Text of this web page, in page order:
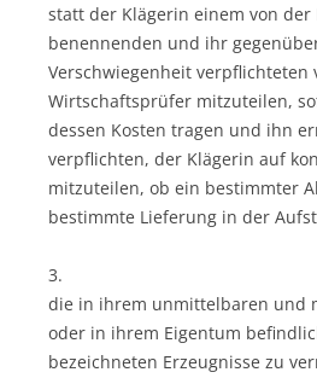
statt der Klägerin einem von der
benennenden und ihr
Verschwiegenheit verpflichteten
Wirtschaftsprüfer mitzuteilen,
dessen Kosten tragen und ihn
verpflichten, der Klägerin auf
mitzuteilen, ob ein bestimmter
bestimmte Lieferung in der
3.
die in ihrem unmittelbaren und
oder in ihrem Eigentum
bezeichneten Erzeugnisse zu